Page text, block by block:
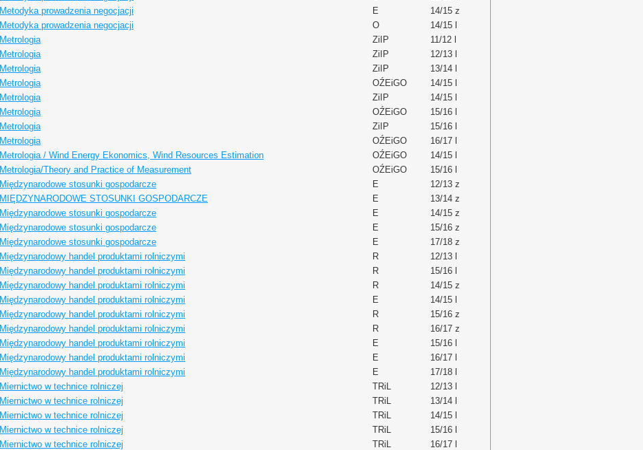
Metodyka prowadzenia negocjacji E
14/15 z
Metodyka prowadzenia negocjacji O
14/15 l
Metrologia ZiIP
11/12 l
Metrologia ZiIP
12/13 l
Metrologia ZiIP
13/14 l
Metrologia OŹEiGO
14/15 l
Metrologia ZiIP
14/15 l
Metrologia OŹEiGO
15/16 l
Metrologia ZiIP
15/16 l
Metrologia OŹEiGO
16/17 l
Metrologia / Wind Energy Ekonomics, Wind Resources Estimation OŹEiGO
14/15 l
Metrologia/Theory and Practice of Measurement OŹEiGO
15/16 l
Międzynarodowe stosunki gospodarcze E
12/13 z
MIĘDZYNARODOWE STOSUNKI GOSPODARCZE E
13/14 z
Międzynarodowe stosunki gospodarcze E
14/15 z
Międzynarodowe stosunki gospodarcze E
15/16 z
Międzynarodowe stosunki gospodarcze E
17/18 z
Międzynarodowy handel produktami rolniczymi R
12/13 l
Międzynarodowy handel produktami rolniczymi R
15/16 l
Międzynarodowy handel produktami rolniczymi R
14/15 z
Międzynarodowy handel produktami rolniczymi E
14/15 l
Międzynarodowy handel produktami rolniczymi R
15/16 z
Międzynarodowy handel produktami rolniczymi R
16/17 z
Międzynarodowy handel produktami rolniczymi E
15/16 l
Międzynarodowy handel produktami rolniczymi E
16/17 l
Międzynarodowy handel produktami rolniczymi E
17/18 l
Miernictwo w technice rolniczej TRiL
12/13 l
Miernictwo w technice rolniczej TRiL
13/14 l
Miernictwo w technice rolniczej TRiL
14/15 l
Miernictwo w technice rolniczej TRiL
15/16 l
Miernictwo w technice rolniczej TRiL 16/17 l